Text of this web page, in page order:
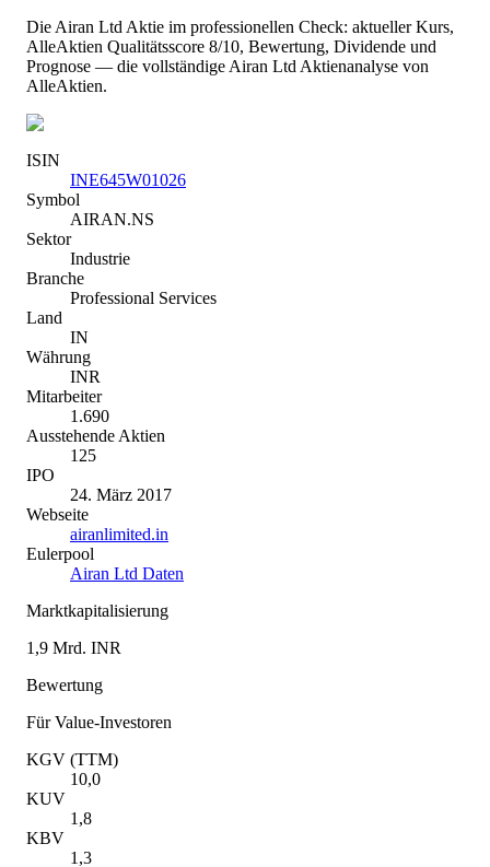
Die Airan Ltd Aktie im professionellen Check: aktueller Kurs,
AlleAktien Qualitätsscore 8/10, Bewertung, Dividende und
Prognose — die vollständige Airan Ltd Aktienanalyse von
AlleAktien.
ISIN
INE645W01026
Symbol
AIRAN.NS
Sektor
Industrie
Branche
Professional Services
Land
IN
Währung
INR
Mitarbeiter
1.690
Ausstehende Aktien
125
IPO
24. März 2017
Webseite
airanlimited.in
Eulerpool
Airan Ltd Daten
Marktkapitalisierung
1,9 Mrd. INR
Bewertung
Für Value-Investoren
KGV (TTM)
10,0
KUV
1,8
KBV
1,3